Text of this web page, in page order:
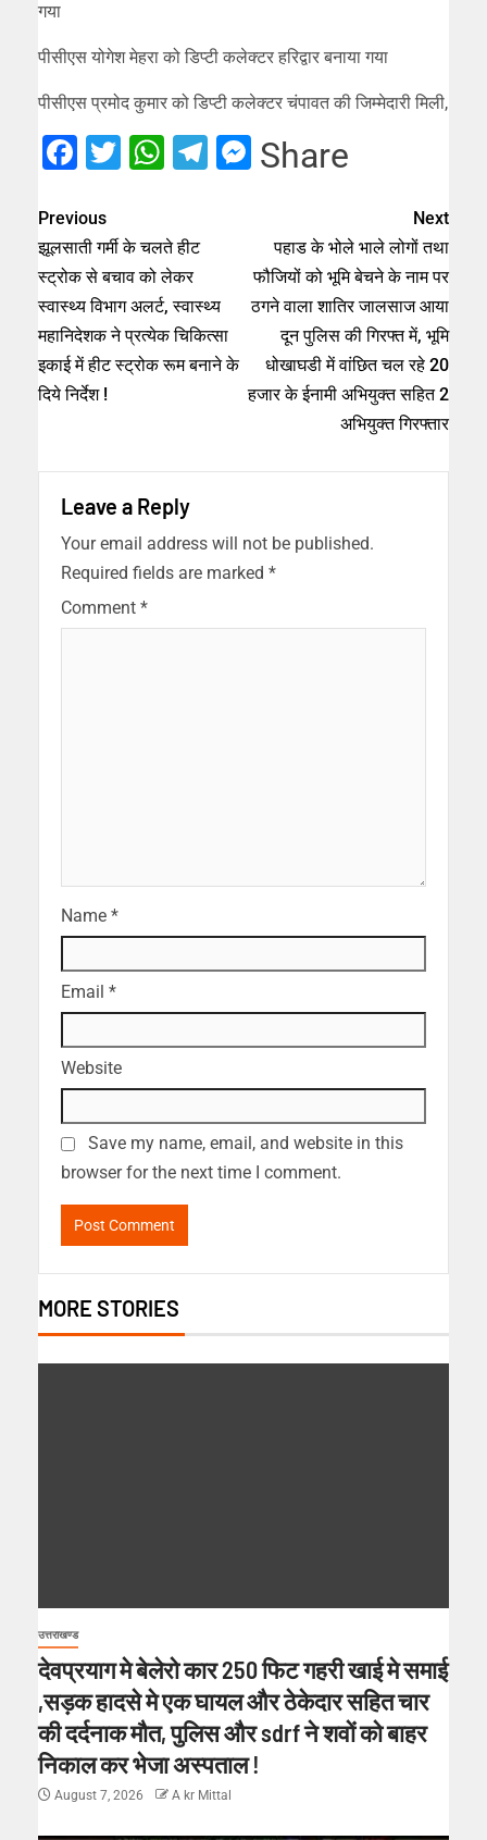
गया
पीसीएस योगेश मेहरा को डिप्टी कलेक्टर हरिद्वार बनाया गया
पीसीएस प्रमोद कुमार को डिप्टी कलेक्टर चंपावत की जिम्मेदारी मिली,
Facebook
Twitter
WhatsApp
Telegram
Messenger
Share
Previous
झूलसाती गर्मी के चलते हीट
स्ट्रोक से बचाव को लेकर
स्वास्थ्य विभाग अलर्ट, स्वास्थ्य
महानिदेशक ने प्रत्येक चिकित्सा
इकाई में हीट स्ट्रोक रूम बनाने के
दिये निर्देश !
Next
पहाड के भोले भाले लोगों तथा
फौजियों को भूमि बेचने के नाम पर
ठगने वाला शातिर जालसाज आया
दून पुलिस की गिरफ्त में, भूमि
धोखाघडी में वांछित चल रहे 20
हजार के ईनामी अभियुक्त सहित 2
अभियुक्त गिरफ्तार
Leave a Reply
Your email address will not be published.
Required fields are marked *
Comment *
Name *
Email *
Website
Save my name, email, and website in this
browser for the next time I comment.
MORE STORIES
उत्तराखण्ड
देवप्रयाग मे बेलेरो कार 250 फिट गहरी खाई मे समाई
,सड़क हादसे मे एक घायल और ठेकेदार सहित चार
की दर्दनाक मौत, पुलिस और sdrf ने शवों को बाहर
निकाल कर भेजा अस्पताल !
August 7, 2026 A kr Mittal